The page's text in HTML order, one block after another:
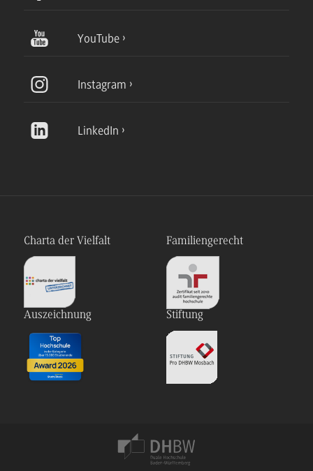
YouTube
Instagram
LinkedIn
Charta der Vielfalt Familiengerecht
Auszeichnung Stiftung